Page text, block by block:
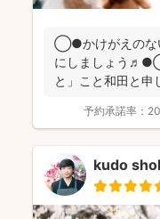
◯●かけがえのな
にしましょう
と」こと和田と申
予約承諾率：
kudo